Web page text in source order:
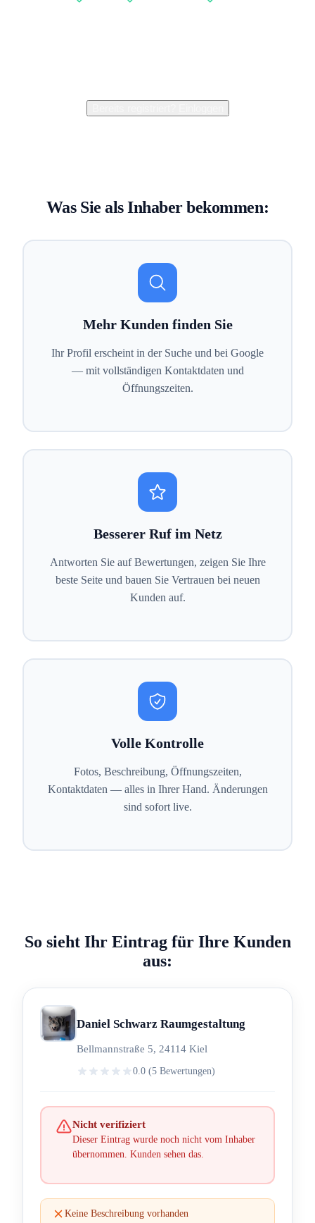
Was Sie als Inhaber bekommen:
Mehr Kunden finden Sie
Ihr Profil erscheint in der Suche und bei Google
— mit vollständigen Kontaktdaten und
Öffnungszeiten.
Besserer Ruf im Netz
Antworten Sie auf Bewertungen, zeigen Sie Ihre
beste Seite und bauen Sie Vertrauen bei neuen
Kunden auf.
Volle Kontrolle
Fotos, Beschreibung, Öffnungszeiten,
Kontaktdaten — alles in Ihrer Hand. Änderungen
sind sofort live.
So sieht Ihr Eintrag für Ihre Kunden
aus:
Daniel Schwarz Raumgestaltung
Bellmannstraße 5, 24114 Kiel
0.0 (5 Bewertungen)
Nicht verifiziert
Dieser Eintrag wurde noch nicht vom Inhaber
übernommen. Kunden sehen das.
Keine Beschreibung vorhanden